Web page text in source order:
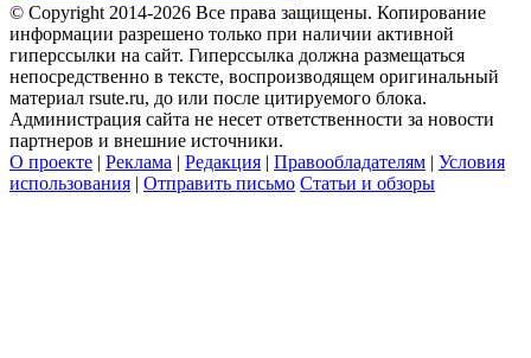
© Copyright 2014-2026 Все права защищены. Копирование
информации разрешено только при наличии активной
гиперссылки на сайт. Гиперссылка должна размещаться
непосредственно в тексте, воспроизводящем оригинальный
материал rsute.ru, до или после цитируемого блока.
Администрация сайта не несет ответственности за новости
партнеров и внешние источники.
О проекте | Реклама | Редакция | Правообладателям | Условия
использования | Отправить письмо Статьи и обзоры